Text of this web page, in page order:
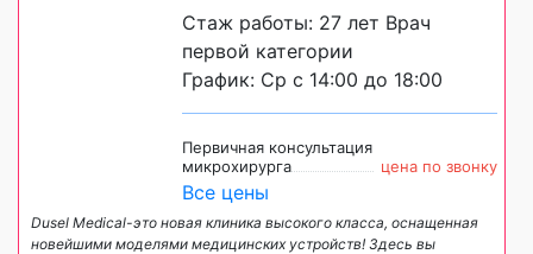
Стаж работы: 27 лет Врач
первой категории
График: Ср с 14:00 до 18:00
Первичная консультация
микрохирурга
цена по звонку
Все цены
Dusel Medical-это новая клиника высокого класса, оснащенная
новейшими моделями медицинских устройств! Здесь вы